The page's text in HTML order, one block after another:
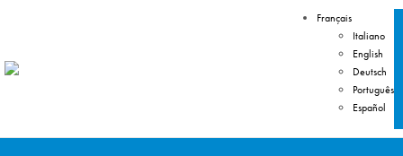
Français
Italiano
English
Deutsch
Português
Español